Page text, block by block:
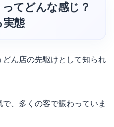
てどんな感じ？
実態
ん店の先駆けとして知られ
、多くの客で賑わっていま